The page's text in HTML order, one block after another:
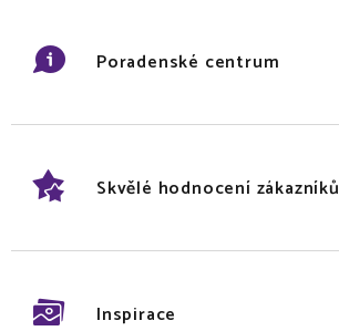
Poradenské centrum
Skvělé hodnocení zákazníků
Inspirace